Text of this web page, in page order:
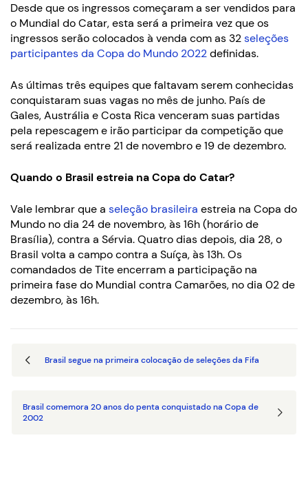
Desde que os ingressos começaram a ser vendidos para
o Mundial do Catar, esta será a primeira vez que os
ingressos serão colocados à venda com as 32seleções
participantes da Copa do Mundo 2022definidas.
As últimas três equipes que faltavam serem conhecidas
conquistaram suas vagas no mês de junho. País de
Gales, Austrália e Costa Rica venceram suas partidas
pela repescagem e irão participar da competição que
será realizada entre 21 de novembro e 19 de dezembro.
Quando o Brasil estreia na Copa do Catar?
Vale lembrar que a seleção brasileira estreia na Copa do
Mundo no dia 24 de novembro, às 16h (horário de
Brasília), contra a Sérvia. Quatro dias depois, dia 28, o
Brasil volta a campo contra a Suíça, às 13h. Os
comandados de Tite encerram a participação na
primeira fase do Mundial contra Camarões, no dia 02 de
dezembro, às 16h.
Brasil segue na primeira colocação de seleções da Fifa
Brasil comemora 20 anos do penta conquistado na Copa de
2002